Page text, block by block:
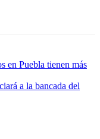
en Puebla tienen más
a la bancada del